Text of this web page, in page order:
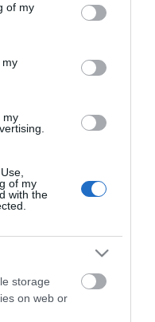
You may click to
its third-party tags to
in below Google
of my
my
my
of my
with the
storage
on web or
Διαθέσιμο 1-3 ημέρες
Ξαπλώστρα
αναδιπλούμενη